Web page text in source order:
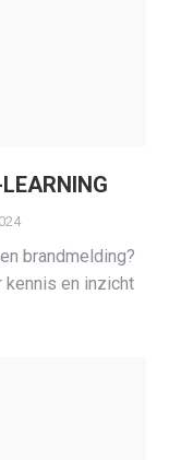
brandmelding?
kennis en inzicht